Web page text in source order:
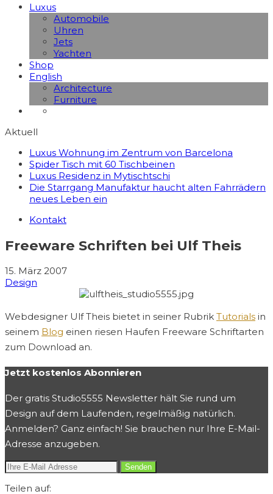
Luxus
Automobile
Uhren
Jets
Yachten
Shop
English
Architecture
Furniture
Aktuell
Luxus Wohnung im Zentrum von Barcelona
Spider Tisch mit 60 Tischbeinen
Luxus Residenz in Mytischtschi
Die Starrgang Manufaktur haucht alten Fahrrädern
neues Leben ein
Kontakt
Freeware Schriften bei Ulf Theis
15. März 2007
Design
Webdesigner Ulf Theis bietet in seiner Rubrik Tutorials in
seinem Blog einen riesen Haufen Freeware Schriftarten
zum Download an.
Jetzt kostenlos Abonnieren
Der gratis Studio5555 Newsletter hält Sie rund um
Design auf dem Laufenden, regelmäßig natürlich.
Anmelden? Ganz einfach! Sie brauchen nur Ihre E-Mail-
Adresse anzugeben.
Teilen auf: